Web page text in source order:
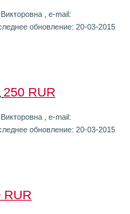
, e-mail:
обновление: 20-03-2015
250 RUR
, e-mail:
обновление: 20-03-2015
RUR